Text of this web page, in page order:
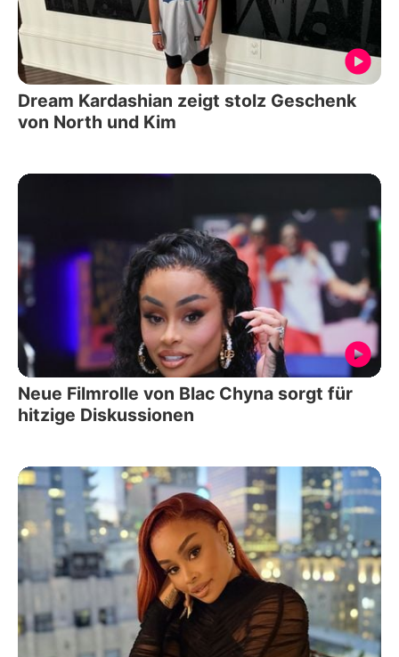
Dream Kardashian zeigt stolz Geschenk
von North und Kim
Neue Filmrolle von Blac Chyna sorgt für
hitzige Diskussionen